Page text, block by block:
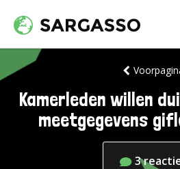
Kamerleden willen
meetgegevens
3